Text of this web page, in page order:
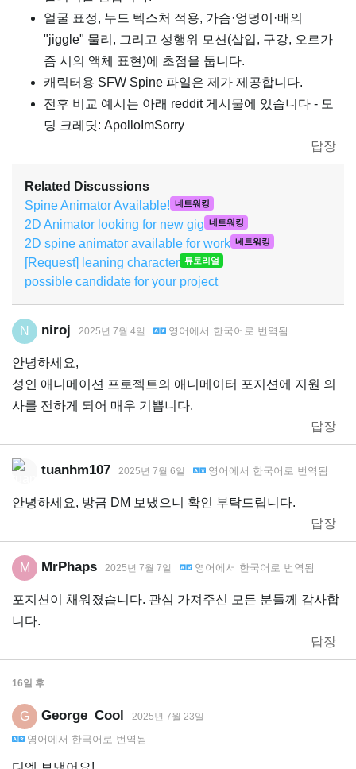
얼굴 표정, 누드 텍스처 적용, 가슴·엉덩이·배의
"jiggle" 물리, 그리고 성행위 모션(삽입, 구강, 오르가
즘 시의 액체 표현)에 초점을 둡니다.
캐릭터용 SFW Spine 파일은 제가 제공합니다.
전후 비교 예시는 아래 reddit 게시물에 있습니다 - 모
딩 크레딧: ApolloImSorry
답장
Related Discussions
Spine Animator Available! 네트워킹
2D Animator looking for new gig 네트워킹
2D spine animator available for work 네트워킹
[Request] leaning character 튜토리얼
possible candidate for your project
N niroj 2025년 7월 4일 영어 에서 한국어 로 번역됨
안녕하세요,
성인 애니메이션 프로젝트의 애니메이터 포지션에 지원 의
사를 전하게 되어 매우 기쁩니다.
답장
tuanhm107 2025년 7월 6일 영어 에서 한국어 로 번역됨
안녕하세요, 방금 DM 보냈으니 확인 부탁드립니다.
답장
M MrPhaps 2025년 7월 7일 영어 에서 한국어 로 번역됨
포지션이 채워졌습니다. 관심 가져주신 모든 분들께 감사합
니다.
답장
16일 후
G George_Cool 2025년 7월 23일
영어 에서 한국어 로 번역됨